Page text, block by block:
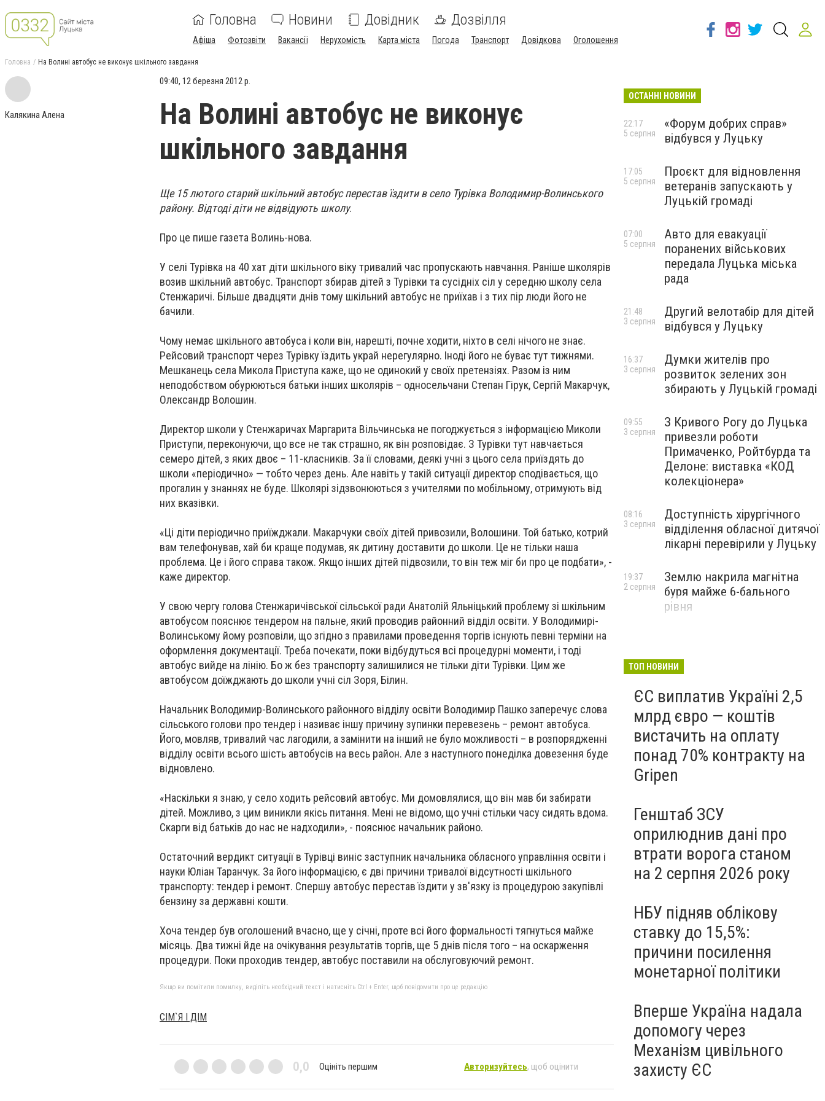
Головна Новини Довідник Дозвілля
Афіша Фотозвіти Вакансії Нерухомість Карта міста Погода Транспорт Довідкова Оголошення
Головна На Волині автобус не виконує шкільного завдання
Калякина Алена
09:40, 12 березня 2012 р.
На Волині автобус не виконує
шкільного завдання
Ще 15 лютого старий шкільний автобус перестав їздити в село Турівка Володимир-Волинського
району. Відтоді діти не відвідують школу.
Про це пише газета Волинь-нова.
У селі Турівка на 40 хат діти шкільного віку тривалий час пропускають навчання. Раніше школярів
возив шкільний автобус. Транспорт збирав дітей з Турівки та сусідніх сіл у середню школу села
Стенжаричі. Більше двадцяти днів тому шкільний автобус не приїхав і з тих пір люди його не
бачили.
Чому немає шкільного автобуса і коли він, нарешті, почне ходити, ніхто в селі нічого не знає.
Рейсовий транспорт через Турівку їздить украй нерегулярно. Іноді його не буває тут тижнями.
Мешканець села Микола Приступа каже, що не одинокий у своїх претензіях. Разом із ним
неподобством обурюються батьки інших школярів – односельчани Степан Гірук, Сергій Макарчук,
Олександр Волошин.
Директор школи у Стенжаричах Маргарита Вільчинська не погоджується з інформацією Миколи
Приступи, переконуючи, що все не так страшно, як він розповідає. З Турівки тут навчається
семеро дітей, з яких двоє – 11-класників. За її словами, деякі учні з цього села приїздять до
школи «періодично» — тобто через день. Але навіть у такій ситуації директор сподівається, що
прогалин у знаннях не буде. Школярі зідзвонюються з учителями по мобільному, отримують від
них вказівки.
«Ці діти періодично приїжджали. Макарчуки своїх дітей привозили, Волошини. Той батько, котрий
вам телефонував, хай би краще подумав, як дитину доставити до школи. Це не тільки наша
проблема. Це і його справа також. Якщо інших дітей підвозили, то він теж міг би про це подбати», -
каже директор.
У свою чергу голова Стенжаричівської сільської ради Анатолій Яльніцький проблему зі шкільним
автобусом пояснює тендером на пальне, який проводив районний відділ освіти. У Володимирі-
Волинському йому розповіли, що згідно з правилами проведення торгів існують певні терміни на
оформлення документації. Треба почекати, поки відбудуться всі процедурні моменти, і тоді
автобус вийде на лінію. Бо ж без транспорту залишилися не тільки діти Турівки. Цим же
автобусом доїжджають до школи учні сіл Зоря, Білин.
Начальник Володимир-Волинського районного відділу освіти Володимир Пашко заперечує слова
сільського голови про тендер і називає іншу причину зупинки перевезень – ремонт автобуса.
Його, мовляв, тривалий час лагодили, а замінити на інший не було можливості – в розпорядженні
відділу освіти всього шість автобусів на весь район. Але з наступного понеділка довезення буде
відновлено.
«Наскільки я знаю, у село ходить рейсовий автобус. Ми домовлялися, що він мав би забирати
дітей. Можливо, з цим виникли якісь питання. Мені не відомо, що учні стільки часу сидять вдома.
Скарги від батьків до нас не надходили», - пояснює начальник районо.
Остаточний вердикт ситуації в Турівці виніс заступник начальника обласного управління освіти і
науки Юліан Таранчук. За його інформацією, є дві причини тривалої відсутності шкільного
транспорту: тендер і ремонт. Спершу автобус перестав їздити у зв'язку із процедурою закупівлі
бензину за державні кошти.
Хоча тендер був оголошений вчасно, ще у січні, проте всі його формальності тягнуться майже
місяць. Два тижні йде на очікування результатів торгів, ще 5 днів після того – на оскарження
процедури. Поки проходив тендер, автобус поставили на обслуговуючий ремонт.
Якщо ви помітили помилку, виділіть необхідний текст і натисніть Ctrl + Enter, щоб повідомити про це редакцію
СІМ`Я І ДІМ
0,0 Оцініть першим Авторизуйтесь, щоб оцінити
ОСТАННІ НОВИНИ
«Форум добрих справ»
відбувся у Луцьку
22:17
5 серпня
Проєкт для відновлення
ветеранів запускають у
Луцькій громаді
17:05
5 серпня
Авто для евакуації
поранених військових
передала Луцька міська
рада
07:00
5 серпня
Другий велотабір для дітей
відбувся у Луцьку
21:48
3 серпня
Думки жителів про
розвиток зелених зон
збирають у Луцькій громаді
16:37
3 серпня
З Кривого Рогу до Луцька
привезли роботи
Примаченко, Ройтбурда та
Делоне: виставка «КОД
колекціонера»
09:55
3 серпня
Доступність хірургічного
відділення обласної дитячої
лікарні перевірили у Луцьку
08:16
3 серпня
Землю накрила магнітна
буря майже 6-бального
рівня
19:37
2 серпня
ТОП НОВИНИ
ЄС виплатив Україні 2,5
млрд євро — коштів
вистачить на оплату
понад 70% контракту на
Gripen
Генштаб ЗСУ
оприлюднив дані про
втрати ворога станом
на 2 серпня 2026 року
НБУ підняв облікову
ставку до 15,5%:
причини посилення
монетарної політики
Вперше Україна надала
допомогу через
Механізм цивільного
захисту ЄС